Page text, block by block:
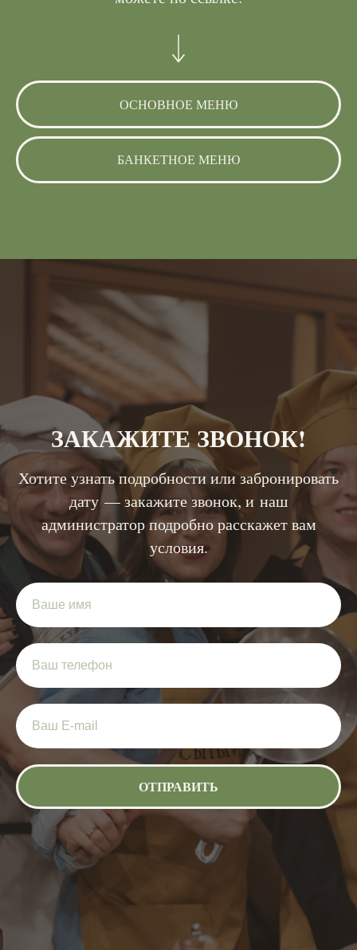
ОСНОВНОЕ МЕНЮ
БАНКЕТНОЕ МЕНЮ
ЗАКАЖИТЕ ЗВОНОК!
Хотите узнать подробности или забронировать
дату — закажите звонок, и наш
администратор подробно расскажет вам
условия.
ОТПРАВИТЬ